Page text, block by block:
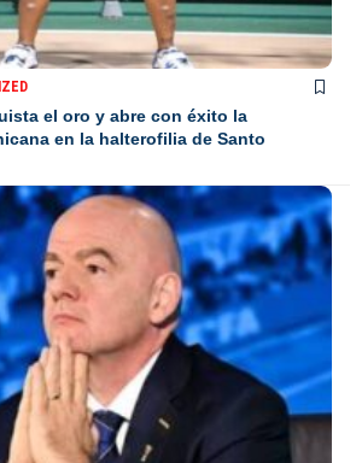
el oro y abre con éxito la
en la halterofilia de Santo